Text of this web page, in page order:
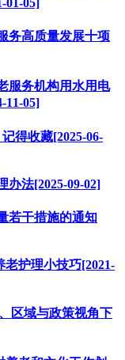
务高质量发展十项
服务机构用水用电
11-05]
得收藏[2025-06-
办法[2025-09-02]
若干措施的通知
护理小技巧[2021-
区域与政策视角下